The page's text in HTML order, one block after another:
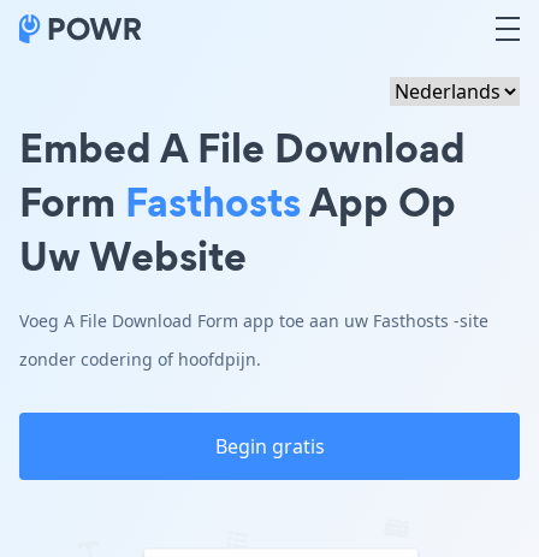
Embed A File Download
Form FasthostsApp Op
Uw Website
Voeg A File Download Form app toe aan uw Fasthosts -site
zonder codering of hoofdpijn.
Begin gratis